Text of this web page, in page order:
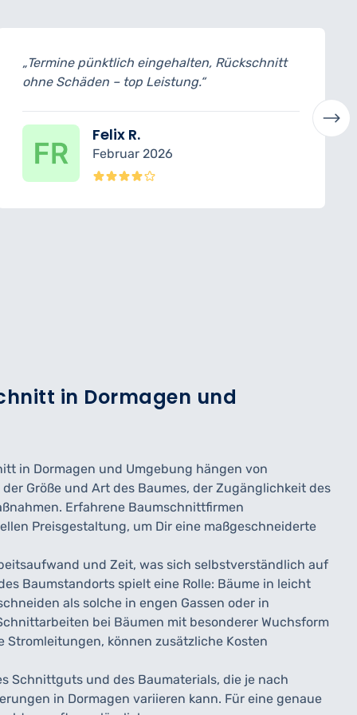
Rückschnitt
„Für meinen großen Baum ideale
Schnitttechnik angewandt,
in Dormagen und
in Dormagen und Umgebung hängen von
Größe und Art des Baumes, der Zugänglichkeit des
Erfahrene Baumschnittfirmen
Preisgestaltung, um Dir eine maßgeschneiderte
und Zeit, was sich selbstverständlich auf
Baumstandorts spielt eine Rolle: Bäume in leicht
als solche in engen Gassen oder in
bei Bäumen mit besonderer Wuchsform
Stromleitungen, können zusätzliche Kosten
Schnittguts und des Baumaterials, die je nach
in Dormagen variieren kann. Für eine genaue